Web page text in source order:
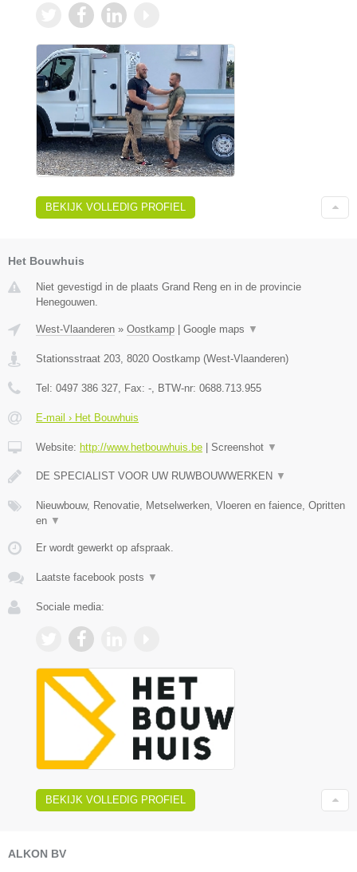
BEKIJK VOLLEDIG PROFIEL
Het Bouwhuis
Niet gevestigd in de plaats Grand Reng en in de provincie
Henegouwen.
West-Vlaanderen » Oostkamp Google maps ▼
Stationsstraat 203 8020 Oostkamp (West-Vlaanderen)
Tel: 0497 386 327 , Fax: - , BTW-nr: 0688.713.955
E-mail › Het Bouwhuis
Website: http://www.hetbouwhuis.be Screenshot ▼
DE SPECIALIST VOOR UW RUWBOUWWERKEN ▼
Nieuwbouw, Renovatie, Metselwerken, Vloeren en faience, Opritten
en ▼
Er wordt gewerkt op afspraak.
Laatste facebook posts ▼
Sociale media:
BEKIJK VOLLEDIG PROFIEL
ALKON BV